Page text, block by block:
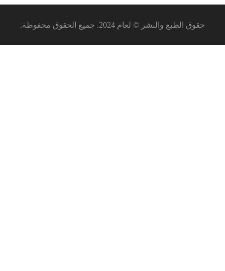
حقوق الطبع والنشر © لعام 2024. جميع الحقوق محفوظة.